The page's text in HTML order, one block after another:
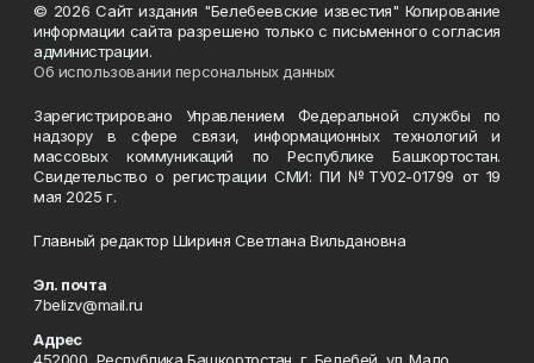
© 2026 Сайт издания "Белебеевские известия" Копирование
информации сайта разрешено только с письменного согласия
администрации.
Об использовании персональных данных
Зарегистрировано Управлением Федеральной службы по
надзору в сфере связи, информационных технологий и
массовых коммуникаций по Республике Башкортостан.
Свидетельство о регистрации СМИ: ПИ №ТУ02-01799 от 19
мая 2025 г.
Главный редактор Шириня Светлана Вильдановна
Эл. почта
7belizv@mail.ru
Адрес